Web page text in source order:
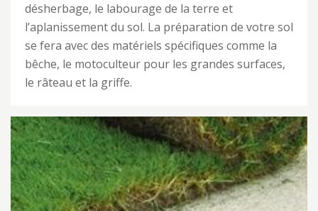
désherbage, le labourage de la terre et
l’aplanissement du sol. La préparation de votre sol
se fera avec des matériels spécifiques comme la
bêche, le motoculteur pour les grandes surfaces,
le râteau et la griffe.